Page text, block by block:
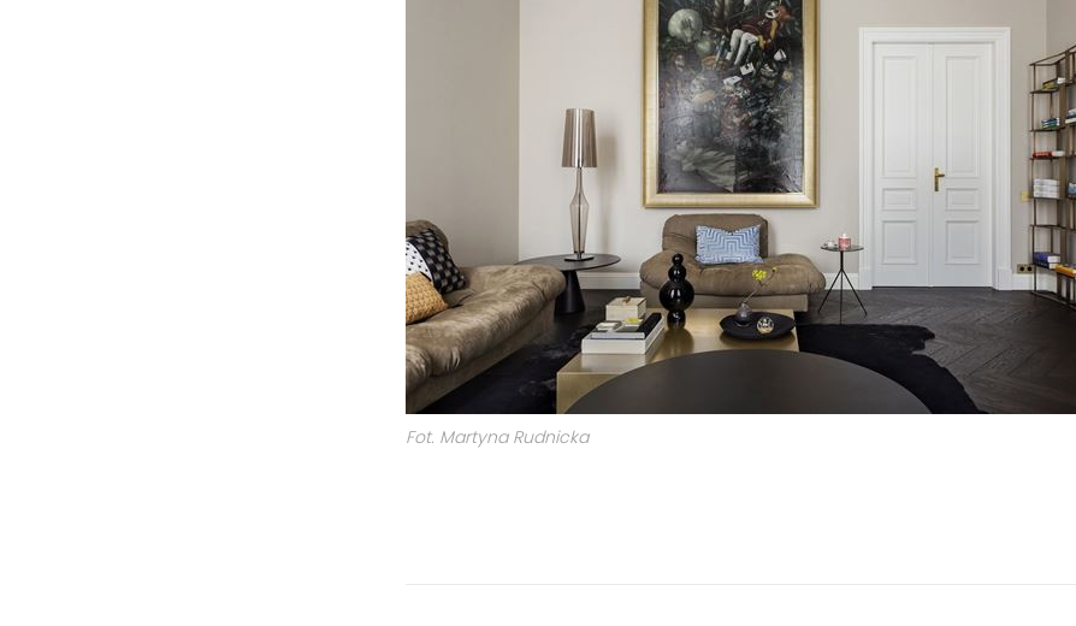
Fot. Martyna Rudnicka